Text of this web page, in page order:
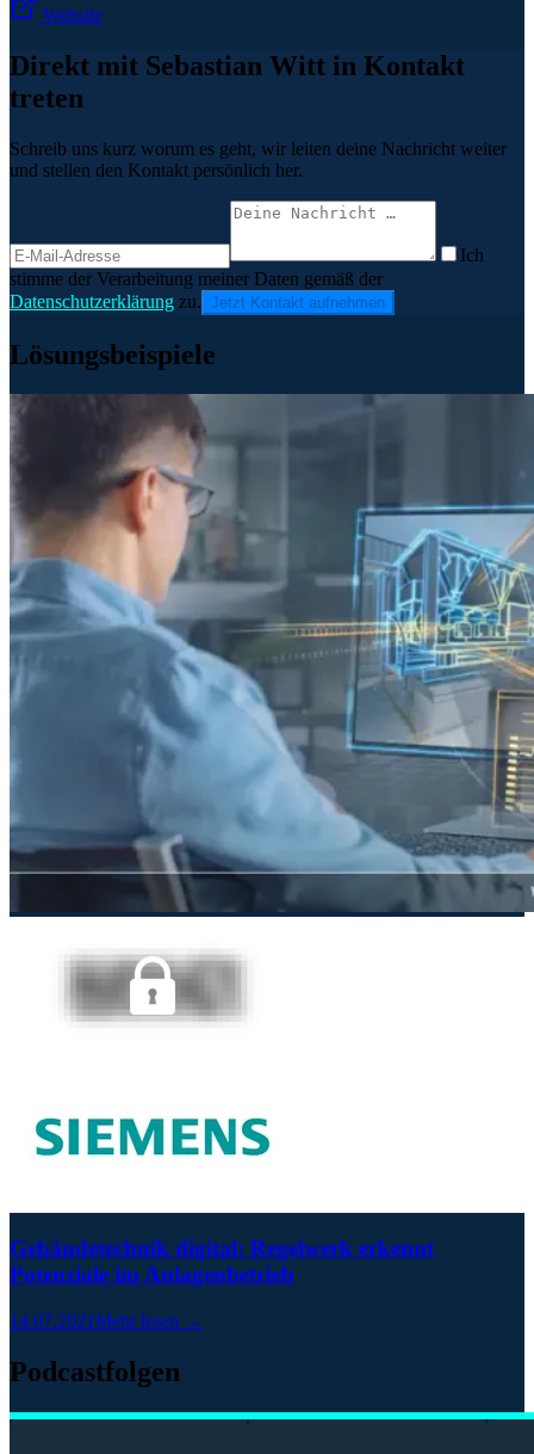
Website
Direkt mit Sebastian Witt in Kontakt
treten
Schreib uns kurz worum es geht, wir leiten deine Nachricht weiter
und stellen den Kontakt persönlich her.
Ich
stimme der Verarbeitung meiner Daten gemäß der
Datenschutzerklärung zu. Jetzt Kontakt aufnehmen
Lösungsbeispiele
Gebäudetechnik digital: Regelwerk erkennt
Potenziale im Anlagenbetrieb
14.07.2021Mehr lesen →
Podcastfolgen